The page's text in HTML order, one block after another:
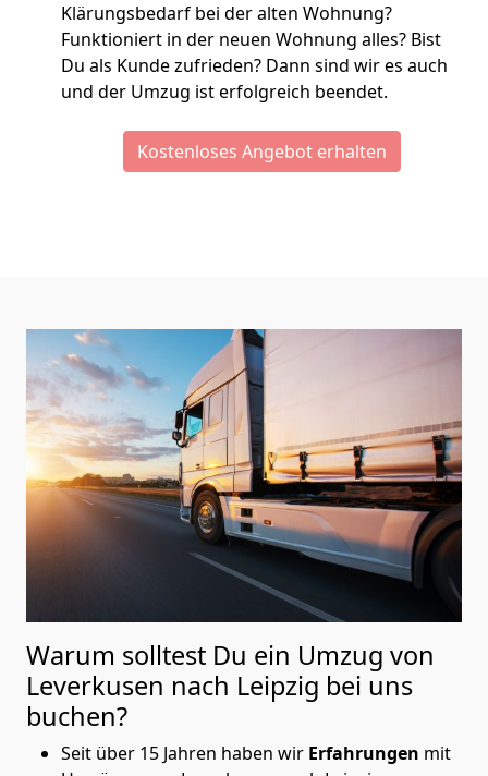
Klärungsbedarf bei der alten Wohnung?
Funktioniert in der neuen Wohnung alles? Bist
Du als Kunde zufrieden? Dann sind wir es auch
und der Umzug ist erfolgreich beendet.
Kostenloses Angebot erhalten
Warum solltest Du ein Umzug von
Leverkusen nach Leipzig bei uns
buchen?
Seit über 15 Jahren haben wir Erfahrungen mit